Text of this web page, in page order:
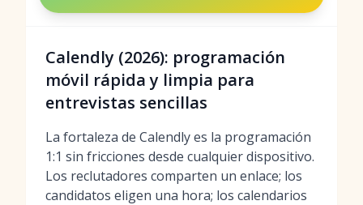
Calendly (2026): programación
móvil rápida y limpia para
entrevistas sencillas
La fortaleza de Calendly es la programación
1:1 sin fricciones desde cualquier dispositivo.
Los reclutadores comparten un enlace; los
candidatos eligen una hora; los calendarios